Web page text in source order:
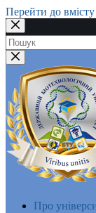
Перейти до вмісту
Немає
результатів
Про